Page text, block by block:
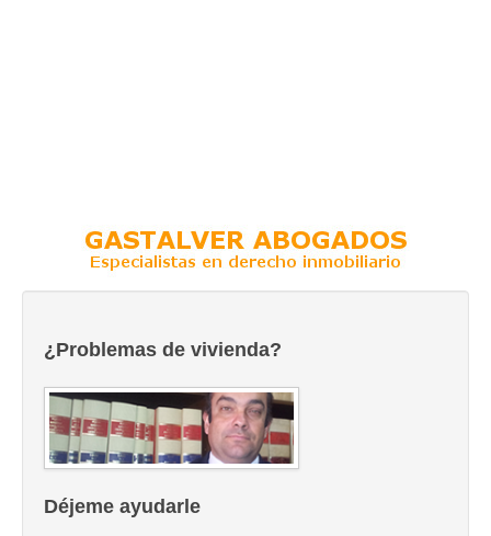
¿Problemas de vivienda?
Déjeme ayudarle